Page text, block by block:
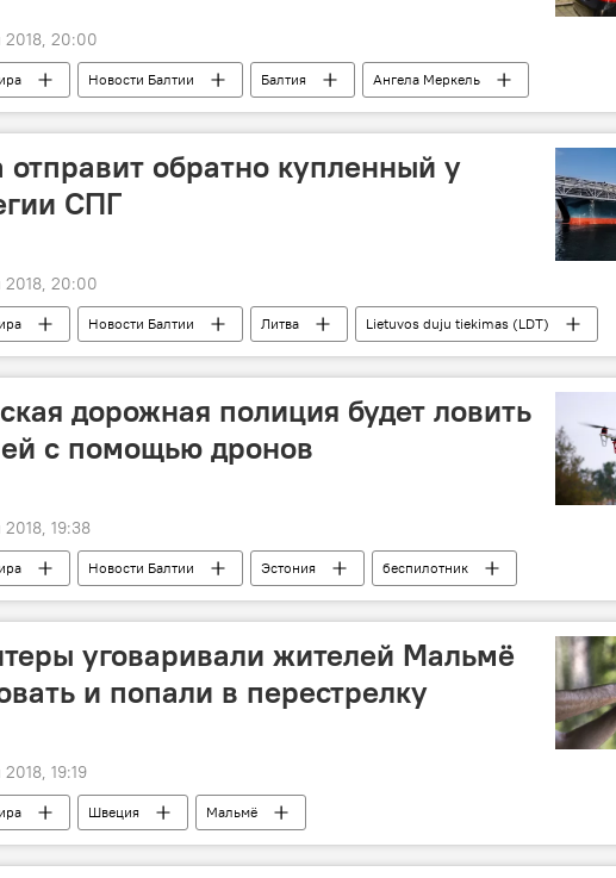
2018, 20:00
Новости Балтии Балтия Ангела Меркель
отправит обратно купленный у
СПГ
2018, 20:00
Новости Балтии Литва
Lietuvos duju tiekimas (LDT)
терминал СПГ в Клайпеде
дорожная полиция будет ловить
с помощью дронов
2018, 19:38
Новости Балтии Эстония беспилотник
уговаривали жителей Мальмё
и попали в перестрелку
19:19
Швеция Мальмё